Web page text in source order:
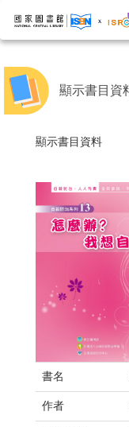
顯示書目資
顯示書目資料
書名
作者